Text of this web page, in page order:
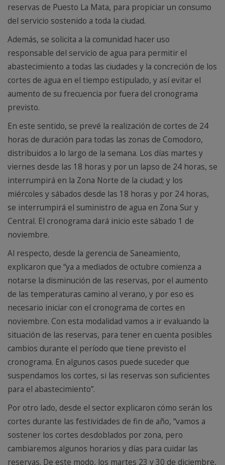
reservas de Puesto La Mata, para propiciar un consumo
del servicio sostenido a toda la ciudad.
Además, se solicita a la comunidad hacer uso
responsable del servicio de agua para permitir el
abastecimiento a todas las ciudades y la concreción de los
cortes de agua en el tiempo estipulado, y así evitar el
aumento de su frecuencia por fuera del cronograma
previsto.
En este sentido, se prevé la realización de cortes de 24
horas de duración para todas las zonas de Comodoro,
distribuidos a lo largo de la semana. Los días martes y
viernes desde las 18 horas y por un lapso de 24 horas, se
interrumpirá en la Zona Norte de la ciudad; y los
miércoles y sábados desde las 18 horas y por 24 horas,
se interrumpirá el suministro de agua en Zona Sur y
Central. El cronograma dará inicio este sábado 1 de
noviembre.
Al respecto, desde la gerencia de Saneamiento,
explicaron que “ya a mediados de octubre comienza a
notarse la disminución de las reservas, por el aumento
de las temperaturas camino al verano, y por eso es
necesario iniciar con el cronograma de cortes en
noviembre. Con esta modalidad vamos a ir evaluando la
situación de las reservas, para tener en cuenta posibles
cambios durante el período que tiene previsto el
cronograma. En algunos casos puede suceder que
suspendamos los cortes, si las reservas son suficientes
para el abastecimiento”.
Por otro lado, desde el sector explicaron cómo serán los
cortes durante las festividades de fin de año, “vamos a
sostener los cortes desdoblados por zona, pero
cambiaremos algunos horarios y días para cuidar las
reservas. De este modo, los martes 23 y 30 de diciembre,